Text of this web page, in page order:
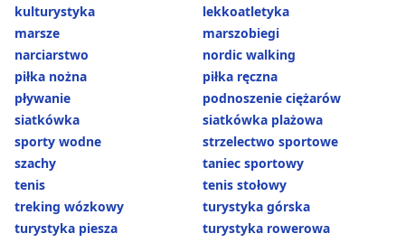
kulturystyka
lekkoatletyka
marsze
marszobiegi
narciarstwo
nordic walking
piłka nożna
piłka ręczna
pływanie
podnoszenie ciężarów
siatkówka
siatkówka plażowa
sporty wodne
strzelectwo sportowe
szachy
taniec sportowy
tenis
tenis stołowy
treking wózkowy
turystyka górska
turystyka piesza
turystyka rowerowa